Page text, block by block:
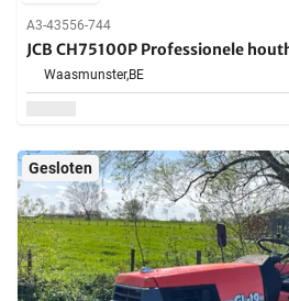
A3-43556-744
JCB CH75100P Professionele
Waasmunster,BE
Gesloten